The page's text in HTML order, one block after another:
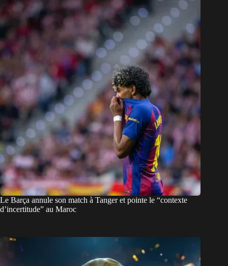
Le Barça annule son match à Tanger et pointe le “contexte
d’incertitude” au Maroc